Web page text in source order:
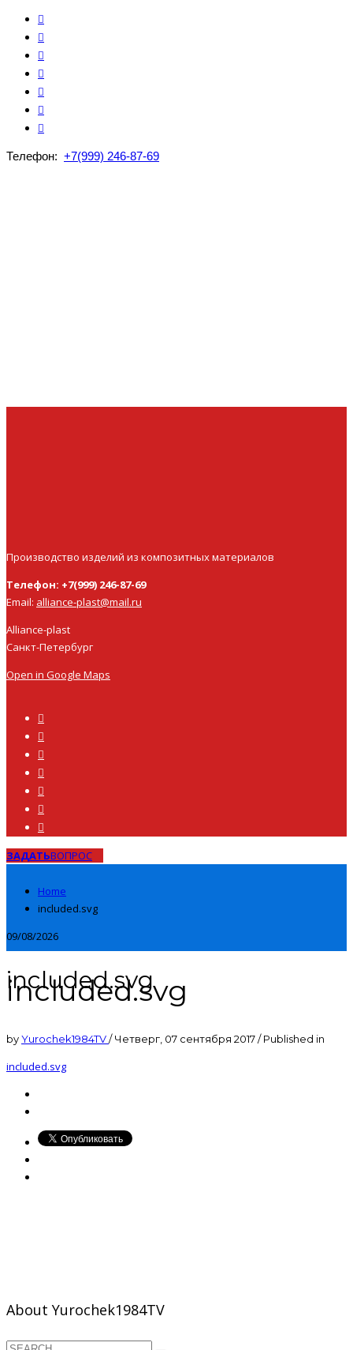
Телефон: +7(999) 246-87-69
Производство изделий из композитных материалов
Телефон: +7(999) 246-87-69
Email: alliance-plast@mail.ru
Alliance-plast
Санкт-Петербург
Open in Google Maps
ЗАДАТЬВОПРОС
Home
included.svg
09/08/2026
included.svg
included.svg
byYurochek1984TV/Четверг, 07 сентября 2017/Published in
included.svg
About Yurochek1984TV